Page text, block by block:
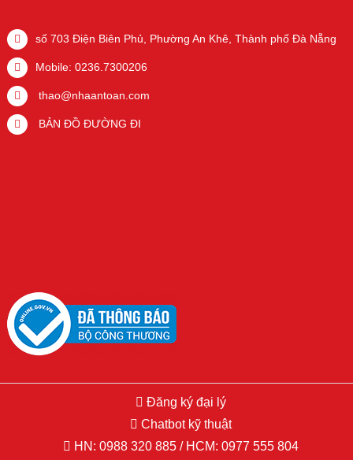
số 703 Điện Biên Phủ, Phường An Khê, Thành phố Đà Nẵng
Mobile: 0236.7300206
thao@nhaantoan.com
BẢN ĐỒ ĐƯỜNG ĐI
Copyright © 2015 Hikvision.vn. All Right Reserved. Developed by
Đăng ký đại lý
Chatbot kỹ thuật
HN: 0988 320 885 / HCM: 0977 555 804